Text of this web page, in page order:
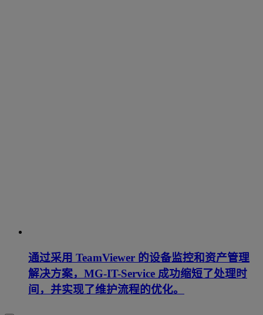
通过采用 TeamViewer 的设备监控和资产管理
解决方案，MG-IT-Service 成功缩短了处理时
间，并实现了维护流程的优化。